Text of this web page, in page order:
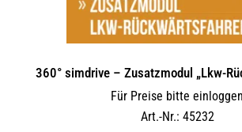
360° simdrive – Zusatzmodul „Lkw-
Für Preise bitte einloggen
Art.-Nr.: 45232